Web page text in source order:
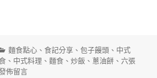
通化店 平價小籠包
分
類
麵食點心 、食記分享 、包子饅頭 、 中式
、 中式料理 、麵食 、炒飯 、蔥油餅 、六張
〈[台北]明月湯包 通化店 平價小籠包〉
佈留言